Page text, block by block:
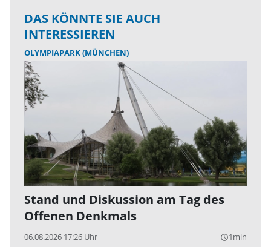
DAS KÖNNTE SIE AUCH
INTERESSIEREN
OLYMPIAPARK (MÜNCHEN)
Stand und Diskussion am Tag des
Offenen Denkmals
06.08.2026 17:26 Uhr query_builder1min